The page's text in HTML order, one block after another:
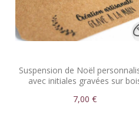
Suspension de Noël
avec initiales gravées sur
7,00 €